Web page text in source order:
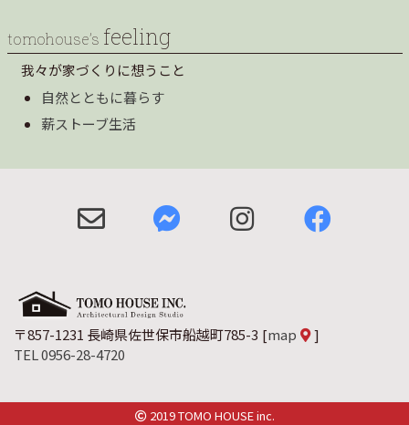
tomohouse’s feeling
我々が家づくりに想うこと
自然とともに暮らす
薪ストーブ生活
〒857-1231 長崎県佐世保市船越町785-3 [map
]
TEL 0956-28-4720
2019 TOMO HOUSE inc.